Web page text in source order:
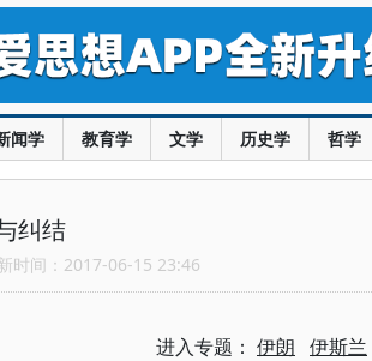
闻学 教育学 文学 历史学 哲学
纠结
时间：2017-06-15 23:46
进入专题： 伊朗 伊斯兰